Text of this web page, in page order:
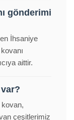
gönderimi
İhsaniye
aittir.
var?
kovan,
çeşitlerimiz